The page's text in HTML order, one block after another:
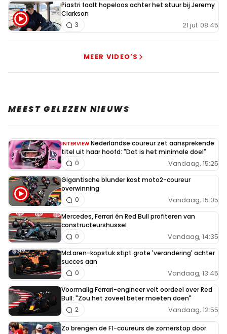
een crash te voorkomen! Dus waarom de plek terug
geven? Echt bad call van de pitswall. Ookal krijg je 5
seconden straf die had verstappen voorsprong gehad als
verloren door de calls!
Meepraten? Dat kan! Je hoeft je alleen maar aan te
melden met een RN365-account.
INLOGGEN AANMELDEN
Piastri faalt hopeloos achter het stuur bij Jeremy
Clarkson
21 jul. 08:45
3
MEER VIDEO'S
MEEST GELEZEN NIEUWS
INTERVIEW Nederlandse coureur zet aansprekende
titel uit haar hoofd: "Dat is het minimale doel"
Vandaag, 15:25
0
Gigantische blunder kost moto2-coureur
overwinning
Vandaag, 15:05
0
Mercedes, Ferrari én Red Bull profiteren van
constructeurshussel
Vandaag, 14:35
0
McLaren-kopstuk stipt grote 'verandering' achter
succes aan
Vandaag, 13:45
0
Voormalig Ferrari-engineer velt oordeel over Red
Bull: "Zou het zoveel beter moeten doen"
Vandaag, 12:55
2
Zo brengen de F1-coureurs de zomerstop door